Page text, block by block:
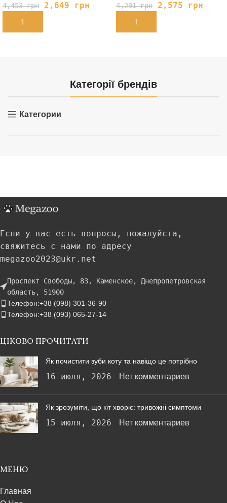
4,453грн 2,649 грн
В КОРЗИНУ
4,291грн 2,575 грн
В КОРЗИНУ
Категорії брендів
Категории
Если у вас есть вопросы, пожалуйста,
свяжитесь с нами по адресу
megazoo2023@ukr.net
Проспект Свободы, 83, Каменское, Днепропетровская
область, 51900
Телефон:+38 (098) 301-36-90
Телефон:+38 (093) 065-27-14
ЦІКОВО ПРОЧИТАТИ
Як почистити зуби коту та навіщо це потрібно
16 июля, 2026 Нет комментариев
Як зрозуміти, що кіт хворіє: тривожні симптоми
15 июля, 2026 Нет комментариев
МЕНЮ
Главная